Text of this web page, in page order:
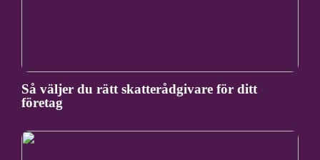
Så väljer du rätt skatterådgivare för ditt
företag